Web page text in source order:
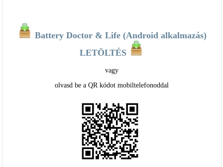
Battery Doctor & Life (Android alkalmazás)
LETÖLTÉS
vagy
olvasd be a QR kódot mobiltelefonoddal